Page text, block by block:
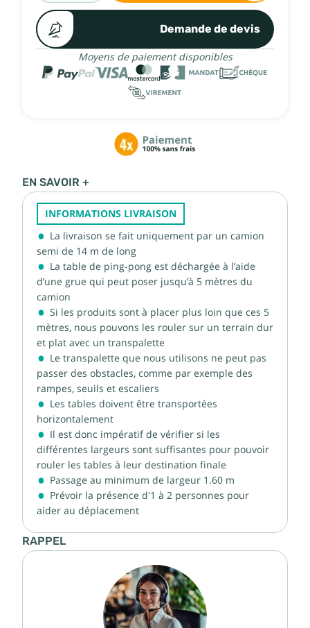
Demande de devis
Moyens de paiement disponibles
EN SAVOIR +
INFORMATIONS LIVRAISON
La livraison se fait uniquement par un camion
semi de 14 m de long
La table de ping-pong est déchargée à l’aide
d’une grue qui peut poser jusqu’à 5 mètres du
camion
Si les produits sont à placer plus loin que ces 5
mètres, nous pouvons les rouler sur un terrain dur
et plat avec un transpalette
Le transpalette que nous utilisons ne peut pas
passer des obstacles, comme par exemple des
rampes, seuils et escaliers
Les tables doivent être transportées
horizontalement
Il est donc impératif de vérifier si les
différentes largeurs sont suffisantes pour pouvoir
rouler les tables à leur destination finale
Passage au minimum de largeur 1.60 m
Prévoir la présence d'1 à 2 personnes pour
aider au déplacement
RAPPEL